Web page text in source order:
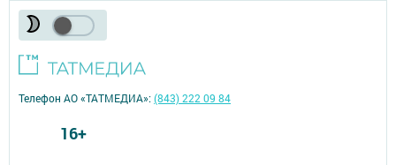
Телефон АО «ТАТМЕДИА»:(843) 222 09 84
16+